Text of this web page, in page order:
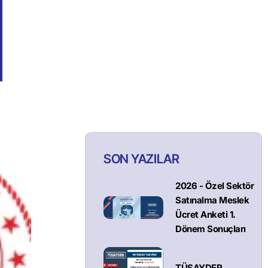
SON YAZILAR
2026 - Özel Sektör
Satınalma Meslek
Ücret Anketi 1.
Dönem Sonuçları